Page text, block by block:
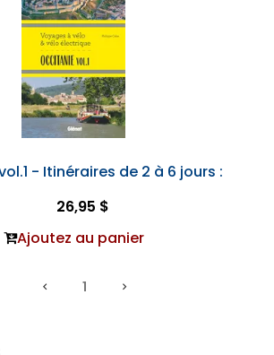
- Itinéraires de 2 à 6 jours :
26,95 $
Ajoutez au panier
1